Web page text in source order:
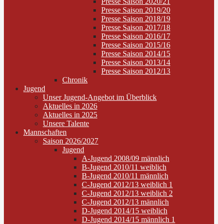
Presse Saison 2019/20
Presse Saison 2018/19
Presse Saison 2017/18
Presse Saison 2016/17
Presse Saison 2015/16
Presse Saison 2014/15
Presse Saison 2013/14
Presse Saison 2012/13
Chronik
Jugend
Unser Jugend-Angebot im Überblick
Aktuelles in 2026
Aktuelles in 2025
Unsere Talente
Mannschaften
Saison 2026/2027
Jugend
A-Jugend 2008/09 männlich
B-Jugend 2010/11 weiblich
B-Jugend 2010/11 männlich
C-Jugend 2012/13 weiblich 1
C-Jugend 2012/13 weiblich 2
C-Jugend 2012/13 männlich
D-Jugend 2014/15 weiblich
D-Jugend 2014/15 männlich 1